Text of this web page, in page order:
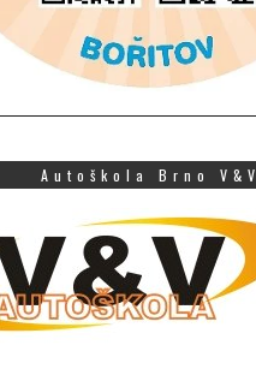
Autoškola Brno V&V